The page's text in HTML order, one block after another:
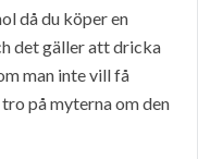
då du köper en
det gäller att dricka
man inte vill få
på myterna om den